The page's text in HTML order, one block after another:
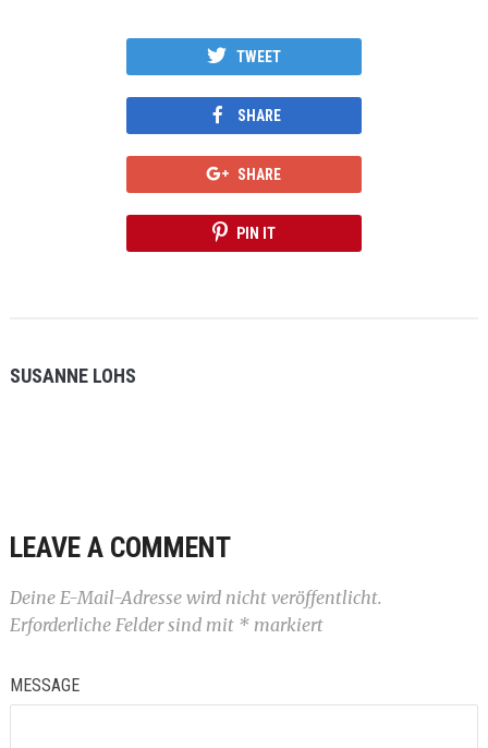
TWEET
SHARE
SHARE
PIN IT
SUSANNE LOHS
LEAVE A COMMENT
Deine E-Mail-Adresse wird nicht veröffentlicht.
Erforderliche Felder sind mit *markiert
MESSAGE